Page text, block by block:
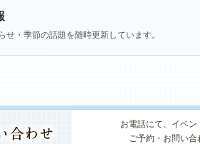
せ・季節の話題を随時更新しています。
お電話にて、イベ
ご予約・お問い